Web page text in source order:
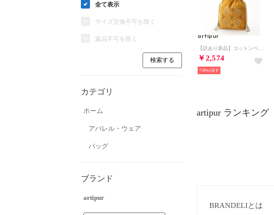
全て表示
サイズ交換不可を除く
返品不可を除く
カテゴリ
ホーム
アパレル・ウェア
バッグ
ブランド
artipur
artipur
￥2,574
70%
artipur ランキング
BRANDELIとは